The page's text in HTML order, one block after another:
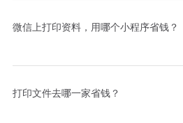
微信上打印资料，用哪个小程序省钱？
打印文件去哪一家省钱？